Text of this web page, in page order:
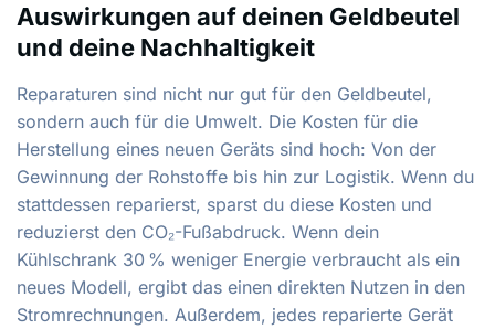
Auswirkungen auf deinen Geldbeutel
und deine Nachhaltigkeit
Reparaturen sind nicht nur gut für den Geldbeutel,
sondern auch für die Umwelt. Die Kosten für die
Herstellung eines neuen Geräts sind hoch: Von der
Gewinnung der Rohstoffe bis hin zur Logistik. Wenn du
stattdessen reparierst, sparst du diese Kosten und
reduzierst den CO₂-Fußabdruck. Wenn dein
Kühlschrank 30 % weniger Energie verbraucht als ein
neues Modell, ergibt das einen direkten Nutzen in den
Stromrechnungen. Außerdem, jedes reparierte Gerät